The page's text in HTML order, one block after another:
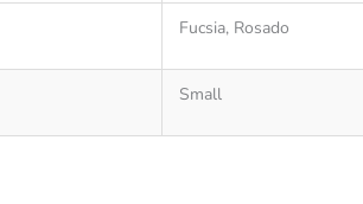
Fucsia, Rosado
Small